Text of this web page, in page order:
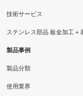
技術サービス
ステンレス部品 板金加工＋
製品事例
製品分類
使用業界